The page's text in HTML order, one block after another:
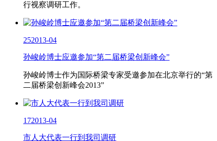
行视察调研工作。
252013-04
孙峻岭博士应邀参加“第二届桥梁创新峰会”
孙峻岭博士作为国际桥梁专家受邀参加在北京举行的“第
二届桥梁创新峰会2013”
172013-04
市人大代表一行到我司调研